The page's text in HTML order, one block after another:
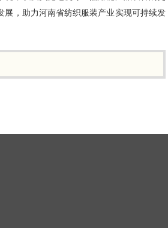
，助力河南省纺织服装产业实现可持续发